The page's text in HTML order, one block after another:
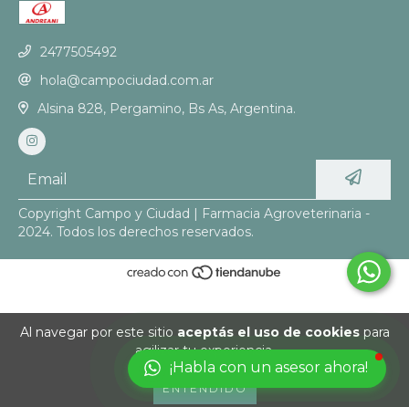
¡Habla con un asesor ahora!
Al navegar por este sitio aceptás el uso de cookiespara
agilizar tu experiencia.
ENTENDIDO
2477505492
hola@campociudad.com.ar
Alsina 828, Pergamino, Bs As, Argentina.
Copyright Campo y Ciudad | Farmacia Agroveterinaria -
2024. Todos los derechos reservados.